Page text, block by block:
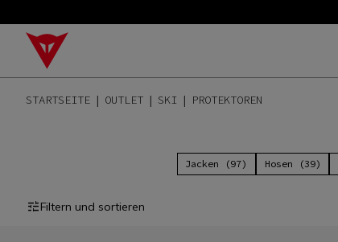
STARTSEITE OUTLET SKI PROTEKTOREN
Jacken (97) Hosen (39)
Filtern und sortieren